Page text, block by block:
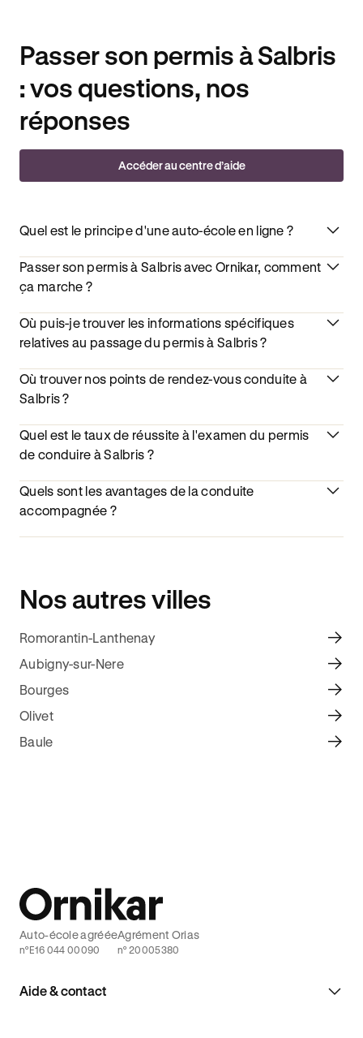
Passer son permis à Salbris
: vos questions, nos
réponses
Accéder au centre d’aide
Quel est le principe d'une auto-école en ligne ?
Passer son permis à Salbris avec Ornikar, comment
ça marche ?
Où puis-je trouver les informations spécifiques
relatives au passage du permis à Salbris ?
Où trouver nos points de rendez-vous conduite à
Salbris ?
Quel est le taux de réussite à l'examen du permis
de conduire à Salbris ?
Quels sont les avantages de la conduite
accompagnée ?
Nos autres villes
Romorantin-Lanthenay
Aubigny-sur-Nere
Bourges
Olivet
Baule
Aide & contact
Auto-école agréée
n°E16 044 00090
Agrément Orias
n° 20005380